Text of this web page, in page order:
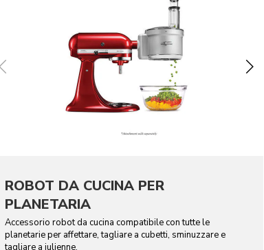
ROBOT DA CUCINA PER
PLANETARIA
Accessorio robot da cucina compatibile con tutte le
planetarie per affettare, tagliare a cubetti, sminuzzare e
tagliare a julienne.